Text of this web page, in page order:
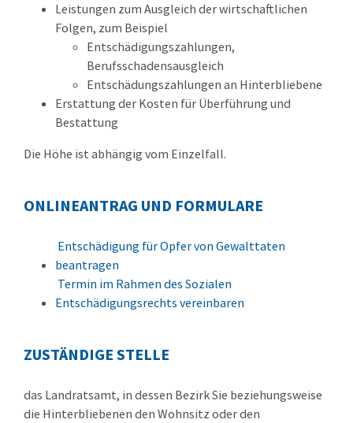
Leistungen zum Ausgleich der wirtschaftlichen
Folgen, zum Beispiel
Entschädigungszahlungen,
Berufsschadensausgleich
Entschädungszahlungen an Hinterbliebene
Erstattung der Kosten für Überführung und
Bestattung
Die Höhe ist abhängig vom Einzelfall.
ONLINEANTRAG UND FORMULARE
Entschädigung für Opfer von Gewalttaten
beantragen
Termin im Rahmen des Sozialen
Entschädigungsrechts vereinbaren
ZUSTÄNDIGE STELLE
das Landratsamt, in dessen Bezirk Sie beziehungsweise
die Hinterbliebenen den Wohnsitz oder den